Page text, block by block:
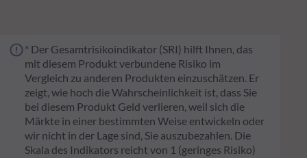
* Der Gesamtrisikoindikator (SRI) hilft Ihnen, das
mit diesem Produkt verbundene Risiko im
Vergleich zu anderen Produkten einzuschätzen. Er
zeigt, wie hoch die Wahrscheinlichkeit ist, dass Sie
bei diesem Produkt Geld verlieren, weil sich die
Märkte in einer bestimmten Weise entwickeln oder
wir nicht in der Lage sind, Sie auszubezahlen. Die
Skala des Indikators reicht von 1 (geringes Risiko)